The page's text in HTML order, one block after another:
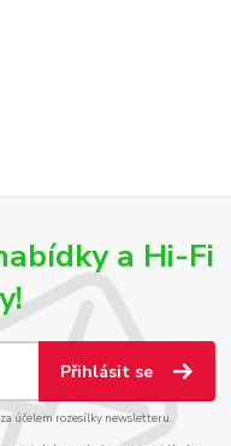
a Hi-Fi
Přihlásit se
účelem rozesílky newsletteru.